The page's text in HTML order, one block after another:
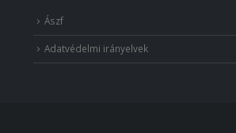
Ászf
Adatvédelmi irányelvek